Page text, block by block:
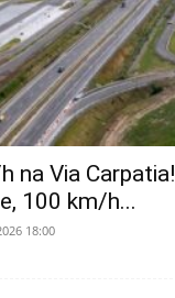
na Via
100 km/h...
18:00